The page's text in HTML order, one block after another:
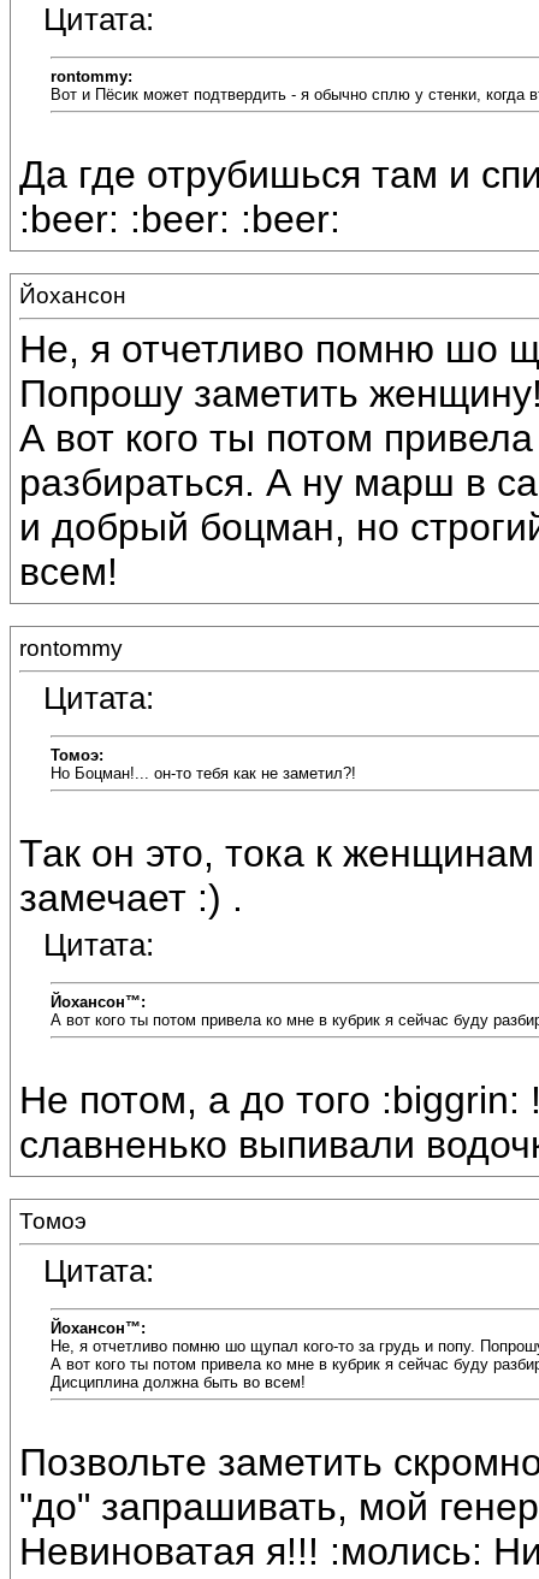
Цитата:
rontommy:
Вот и Пёсик может подтвердить - я обычно сплю у стенки, когда
Да где отрубишься там и
:beer: :beer: :beer:
Йохансон
Не, я отчетливо помню шо
Попрошу заметить
А вот кого ты потом
разбираться. А ну марш в
и добрый боцман, но
всем!
rontommy
Цитата:
Томоэ:
Но Боцман!... он-то тебя как не заметил?!
Так он это, тока к
замечает :) .
Цитата:
Йохансон™:
А вот кого ты потом привела ко мне в кубрик я сейчас буду
Не потом, а до того
славненько выпивали
Томоэ
Цитата:
Йохансон™:
Не, я отчетливо помню шо щупал кого-то за грудь и попу.
А вот кого ты потом привела ко мне в кубрик я сейчас буду
Дисциплина должна быть во всем!
Позвольте заметить
"до" запрашивать, мой
Невиноватая я!!! :молись: